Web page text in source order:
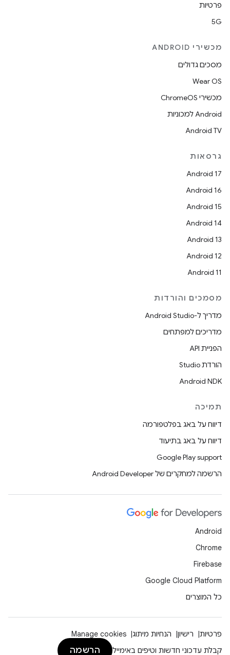
פרטיות
5G
מכשירי ANDROID
מסכים גדולים
Wear OS
מכשירי ChromeOS
Android למכוניות
Android TV
גרסאות
Android 17
Android 16
Android 15
Android 14
Android 13
Android 12
Android 11
מסמכים והורדות
מדריך ל-Android Studio
מדריכים למפתחים
הפניית API
הורדת Studio
Android NDK
תמיכה
דיווח על באג בפלטפורמה
דיווח על באג בתיעוד
Google Play support
הרשמה למחקרים של Android Developer
Android
Chrome
Firebase
Google Cloud Platform
כל המוצרים
פרטיות רישיון הנחיות מיתוג
Manage cookies
קבלת עדכוני חדשות וטיפים באימייל
הרשמה